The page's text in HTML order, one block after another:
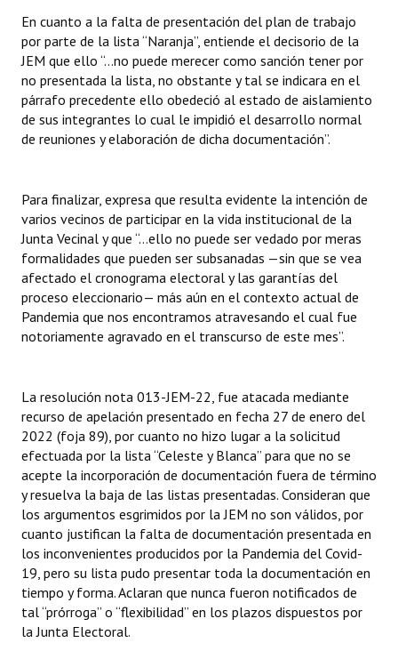
En cuanto a la falta de presentación del plan de trabajo
por parte de la lista “Naranja”, entiende el decisorio de la
JEM que ello “…no puede merecer como sanción tener por
no presentada la lista, no obstante y tal se indicara en el
párrafo precedente ello obedeció al estado de aislamiento
de sus integrantes lo cual le impidió el desarrollo normal
de reuniones y elaboración de dicha documentación”.
Para finalizar, expresa que resulta evidente la intención de
varios vecinos de participar en la vida institucional de la
Junta Vecinal y que “…ello no puede ser vedado por meras
formalidades que pueden ser subsanadas —sin que se vea
afectado el cronograma electoral y las garantías del
proceso eleccionario— más aún en el contexto actual de
Pandemia que nos encontramos atravesando el cual fue
notoriamente agravado en el transcurso de este mes”.
La resolución nota 013-JEM-22, fue atacada mediante
recurso de apelación presentado en fecha 27 de enero del
2022 (foja 89), por cuanto no hizo lugar a la solicitud
efectuada por la lista “Celeste y Blanca” para que no se
acepte la incorporación de documentación fuera de término
y resuelva la baja de las listas presentadas. Consideran que
los argumentos esgrimidos por la JEM no son válidos, por
cuanto justifican la falta de documentación presentada en
los inconvenientes producidos por la Pandemia del Covid-
19, pero su lista pudo presentar toda la documentación en
tiempo y forma. Aclaran que nunca fueron notificados de
tal “prórroga” o “flexibilidad” en los plazos dispuestos por
la Junta Electoral.